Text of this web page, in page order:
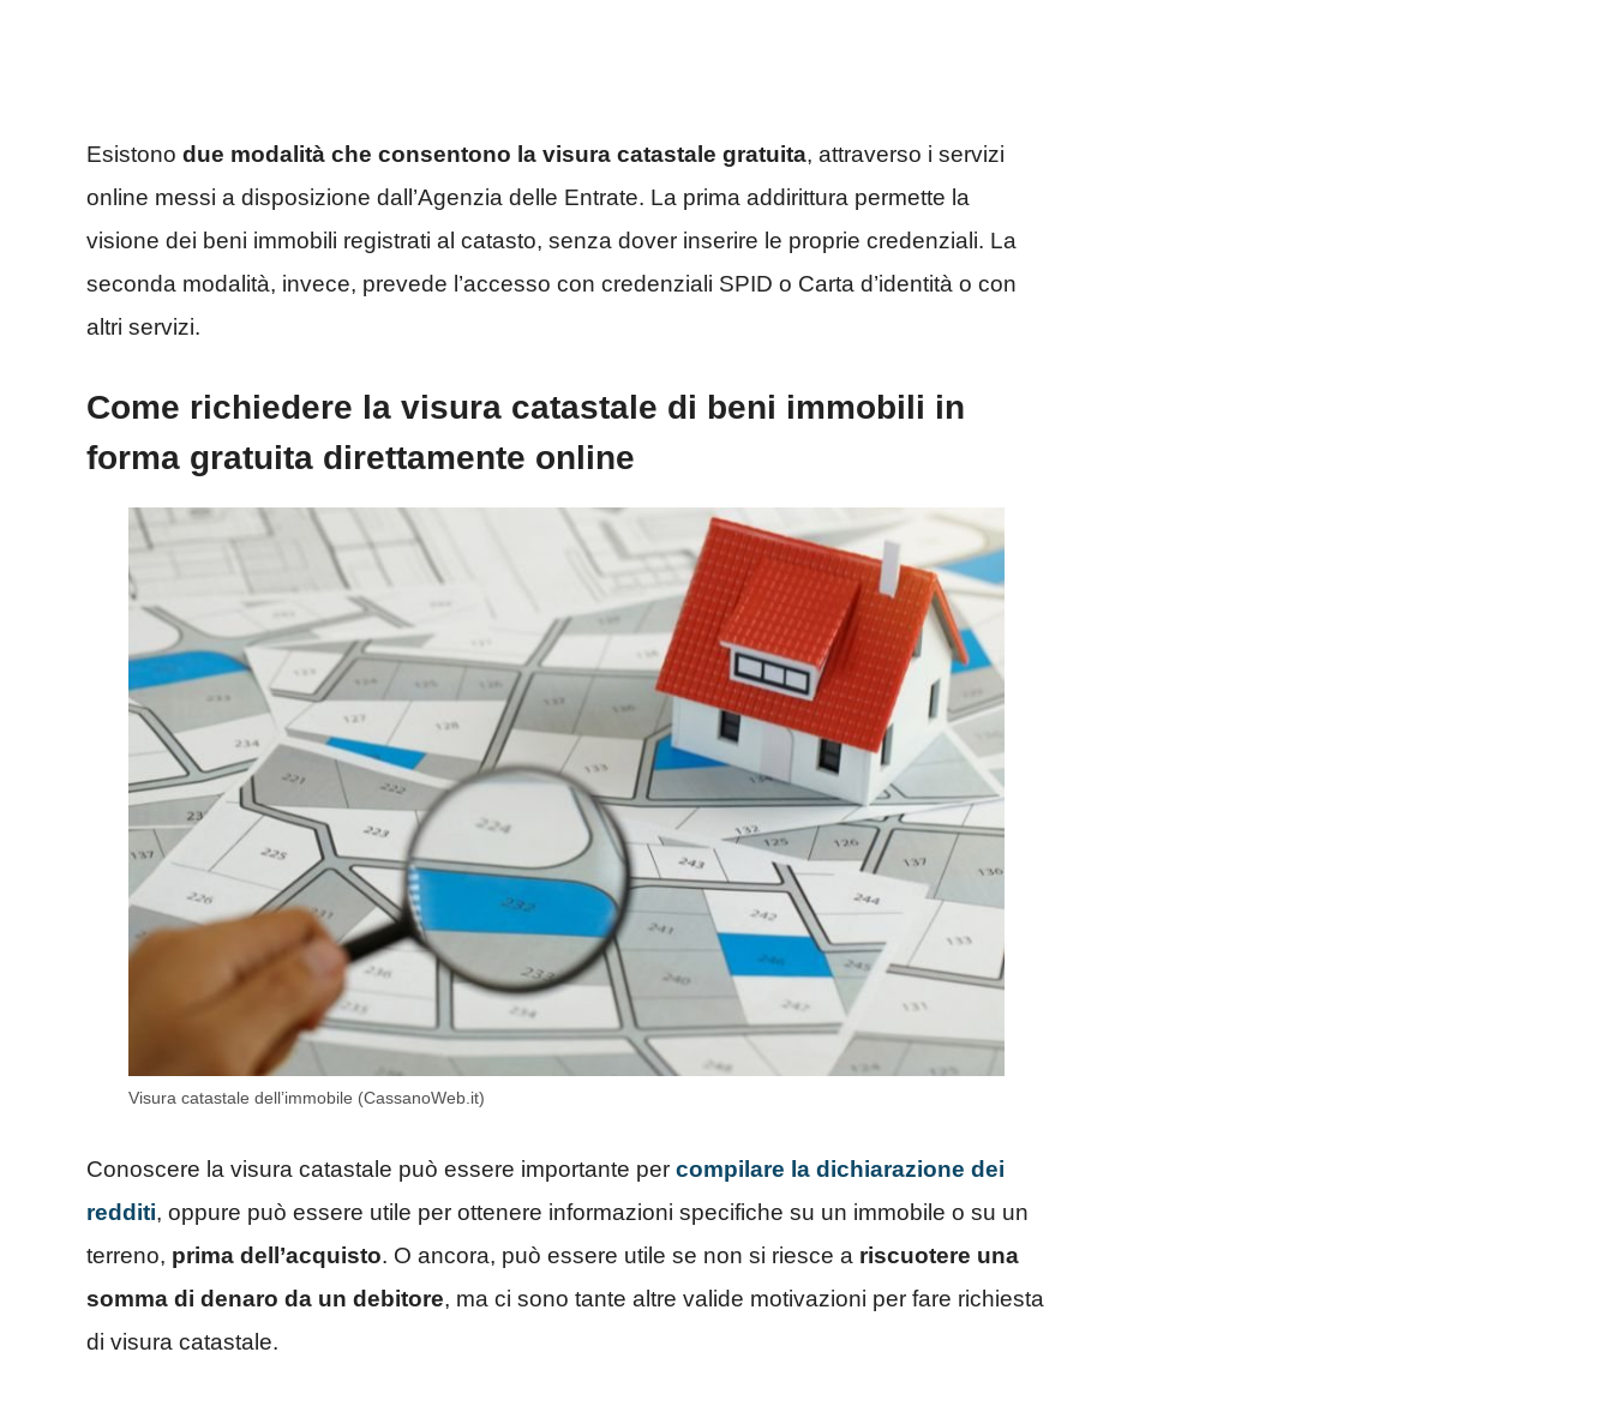
Esistono due modalità che consentono la visura catastale gratuita, attraverso i servizi
online messi a disposizione dall’Agenzia delle Entrate. La prima addirittura permette la
visione dei beni immobili registrati al catasto, senza dover inserire le proprie credenziali. La
seconda modalità, invece, prevede l’accesso con credenziali SPID o Carta d’identità o con
altri servizi.
Come richiedere la visura catastale di beni immobili in
forma gratuita direttamente online
Visura catastale dell’immobile (CassanoWeb.it)
Conoscere la visura catastale può essere importante per compilare la dichiarazione dei
redditi, oppure può essere utile per ottenere informazioni specifiche su un immobile o su un
terreno, prima dell’acquisto. O ancora, può essere utile se non si riesce a riscuotere una
somma di denaro da un debitore, ma ci sono tante altre valide motivazioni per fare richiesta
di visura catastale.